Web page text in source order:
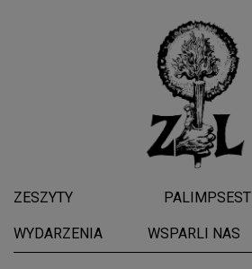
ZESZYTY PALIMPSEST
WYDARZENIA WSPARLI NAS